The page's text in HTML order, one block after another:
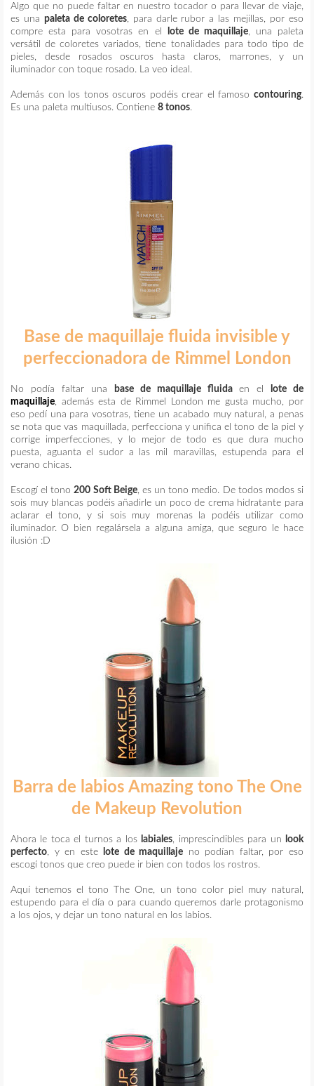
Algo que no puede faltar en nuestro tocador o para llevar de viaje,
es una paleta de coloretes, para darle rubor a las mejillas, por eso
compre esta para vosotras en el
lote de maquillaje, una paleta
versátil de coloretes variados, tiene tonalidades para todo tipo de
pieles, desde rosados oscuros hasta claros, marrones, y un
iluminador con toque rosado. La veo ideal.
Además con los tonos oscuros podéis crear el famoso contouring.
Es una paleta multiusos. Contiene 8 tonos.
Base de maquillaje fluida invisible y
perfeccionadora de Rimmel London
No podía faltar una base de maquillaje fluida en el
lote de
maquillaje , además esta de Rimmel London me gusta mucho, por
eso pedí una para vosotras, tiene un acabado muy natural, a penas
se nota que vas maquillada, perfecciona y unifica el tono de la piel y
corrige imperfecciones, y lo mejor de todo es que dura mucho
puesta, aguanta el sudor a las mil maravillas, estupenda para el
verano chicas.
Escogí el tono200 Soft Beige, es un tono medio. De todos modos si
sois muy blancas podéis añadirle un poco de crema hidratante para
aclarar el tono, y si sois muy morenas la podéis utilizar como
iluminador. O bien regalársela a alguna amiga, que seguro le hace
ilusión :D
Barra de labios Amazing tono The One
de Makeup Revolution
Ahora le toca el turnos a los labiales , imprescindibles para un
look
perfecto , y en este lote de maquillaje no podían faltar, por eso
escogí tonos que creo puede ir bien con todos los rostros.
Aquí tenemos el tono The One, un tono color piel muy natural,
estupendo para el día o para cuando queremos darle protagonismo
a los ojos, y dejar un tono natural en los labios.